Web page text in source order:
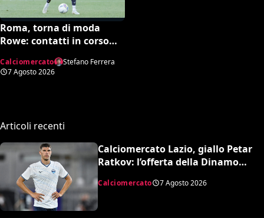
Roma, torna di moda
Rowe: contatti in corso
Calciomercato
Stefano Ferrera
7 Agosto 2026
Articoli recenti
Calciomercato Lazio, giallo Petar
Ratkov: l’offerta della Dinamo
Calciomercato 7 Agosto 2026